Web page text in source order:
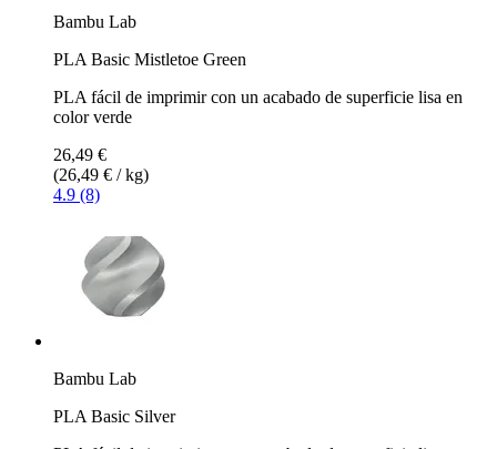
Bambu Lab
PLA Basic Mistletoe Green
PLA fácil de imprimir con un acabado de superficie lisa en
color verde
26,49 €
(26,49 € / kg)
4.9 (8)
Bambu Lab
PLA Basic Silver